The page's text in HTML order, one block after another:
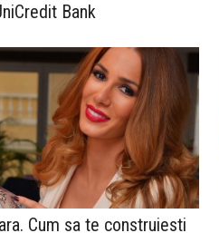
Bank
Cum sa te construiesti